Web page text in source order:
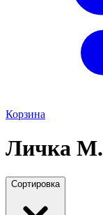
Корзина
Личка М.
Сортировка